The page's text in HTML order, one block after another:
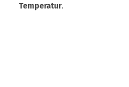
Temperatur.